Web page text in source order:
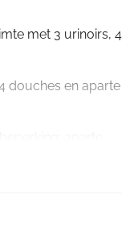
met 3 urinoirs, 4
douches en aparte
een openbaar